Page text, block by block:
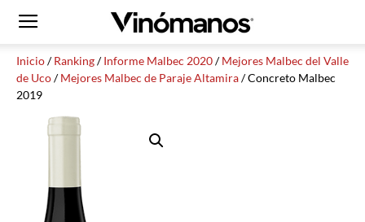
Inicio/Ranking/Informe Malbec 2020/Mejores Malbec del Valle
de Uco/Mejores Malbec de Paraje Altamira/ Concreto Malbec
2019